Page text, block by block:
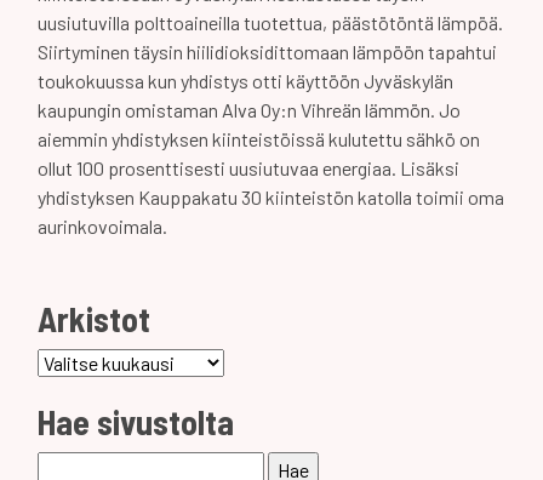
uusiutuvilla polttoaineilla tuotettua, päästötöntä lämpöä.
Siirtyminen täysin hiilidioksidittomaan lämpöön tapahtui
toukokuussa kun yhdistys otti käyttöön Jyväskylän
kaupungin omistaman Alva Oy:n Vihreän lämmön. Jo
aiemmin yhdistyksen kiinteistöissä kulutettu sähkö on
ollut 100 prosenttisesti uusiutuvaa energiaa. Lisäksi
yhdistyksen Kauppakatu 30 kiinteistön katolla toimii oma
aurinkovoimala.
Arkistot
Arkistot
Hae sivustolta